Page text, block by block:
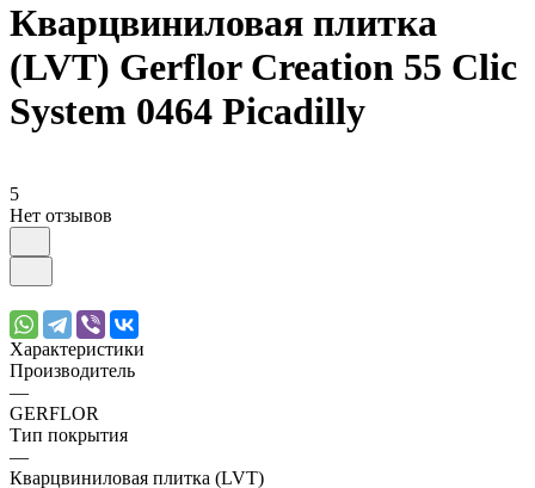
Кварцвиниловая плитка
(LVT) Gerflor Creation 55 Clic
System 0464 Picadilly
5
Нет отзывов
Характеристики
Производитель
—
GERFLOR
Тип покрытия
—
Кварцвиниловая плитка (LVT)